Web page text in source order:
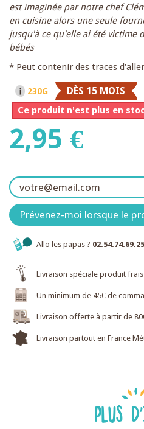
est imaginée par notre chef
en cuisine alors une seule
jusqu'à ce qu'elle ai été victime
bébés
* Peut contenir des traces
230G DÈS 15 MOIS
Ce produit n'est plus en
2,95 €
Prévenez-moi lorsque le
Allo les papas ? 02.54.74.69.25
Livraison spéciale produit frais
Un minimum de 45€ de
Livraison offerte à partir de
Livraison partout en France
PLUS